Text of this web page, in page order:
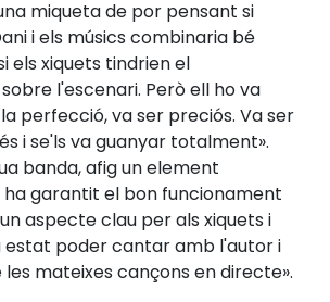
miqueta de por pensant si
i els músics combinaria bé
els xiquets tindrien el
l'escenari. Però ell ho va
perfecció, va ser preciós. Va ser
i se'ls va guanyar totalment».
banda, afig un element
garantit el bon funcionament
aspecte clau per als xiquets i
estat poder cantar amb l'autor i
mateixes cançons en directe».